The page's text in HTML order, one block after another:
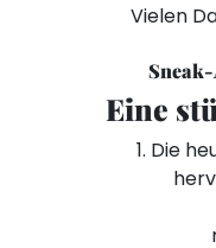
Vielen
Eine
1. Die